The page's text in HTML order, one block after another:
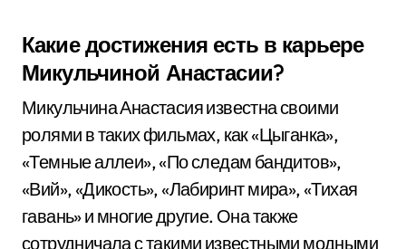
Какие достижения есть в карьере
Микульчиной Анастасии?
Микульчина Анастасия известна своими
ролями в таких фильмах, как «Цыганка»,
«Темные аллеи», «По следам бандитов»,
«Вий», «Дикость», «Лабиринт мира», «Тихая
гавань» и многие другие. Она также
сотрудничала с такими известными модными